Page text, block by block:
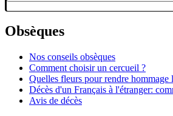
Obsèques
Nos conseils obsèques
Comment choisir un cercueil ?
Quelles fleurs pour rendre hommage
Décès d'un Français à l'étranger:
Avis de décès